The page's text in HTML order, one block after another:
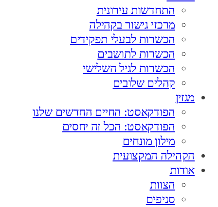
התחדשות עירונית
מרכזי גישור בקהילה
הכשרות לבעלי תפקידים
הכשרות לתושבים
הכשרות לגיל השלישי
קהלים שלובים
מגזין
הפודקאסט: החיים החדשים שלנו
הפודקאסט: הכל זה יחסים
מילון מונחים
הקהילה המקצועית
אודות
הצוות
סניפים